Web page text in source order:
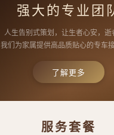
强大的专业团
人生告别式策划，让生者心安，逝
我们为家属提供高品质贴心的专车
了解更多
服务套餐